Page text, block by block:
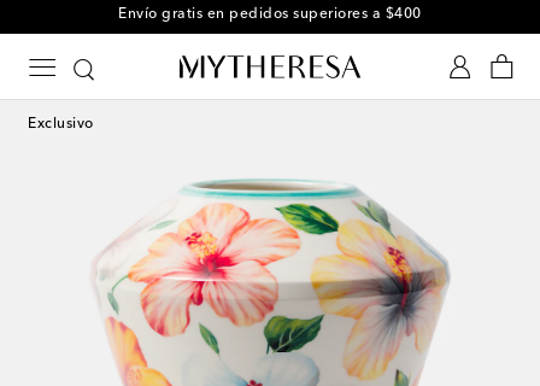
Envío gratis en pedidos superiores a $400
Exclusivo